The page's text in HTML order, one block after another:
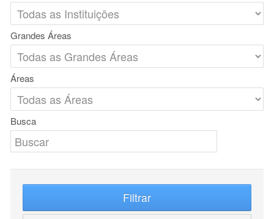
Grandes Áreas
Áreas
Busca
Filtrar